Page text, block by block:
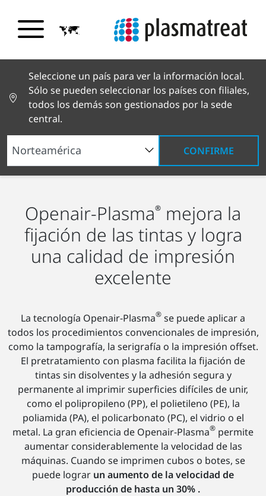
Seleccione un país para ver la información local.
Sólo se pueden seleccionar los países con filiales,
todos los demás son gestionados por la sede
central.
CONFIRME
Soluciones industriales Procesos Impresión
Openair-Plasma® mejora la
fijación de las tintas y logra
una calidad de impresión
excelente
La tecnología Openair-Plasma® se puede aplicar a
todos los procedimientos convencionales de impresión,
como la tampografía, la serigrafía o la impresión offset.
El pretratamiento con plasma facilita la fijación de
tintas sin disolventes y la adhesión segura y
permanente al imprimir superficies difíciles de unir,
como el polipropileno (PP), el polietileno (PE), la
poliamida (PA), el policarbonato (PC), el vidrio o el
metal. La gran eficiencia de Openair-Plasma® permite
aumentar considerablemente la velocidad de las
máquinas. Cuando se imprimen cubos o botes, se
puede lograr un aumento de la velocidad de
producción de hasta un 30% .